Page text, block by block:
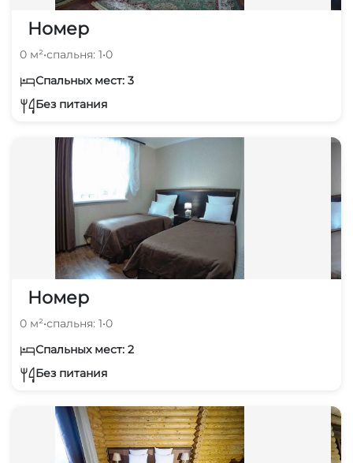
Номер
0 м²•спальня: 1•0
Спальных мест: 3
Без питания
Номер
0 м²•спальня: 1•0
Спальных мест: 2
Без питания